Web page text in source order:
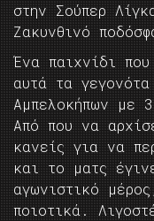
στην Σούπερ
Ζακυνθινό
Ένα παιχνίδι
αυτά τα
Αμπελοκήπων με
Από που να
κανείς για να
και το ματς
αγωνιστικό
ποιοτικά.